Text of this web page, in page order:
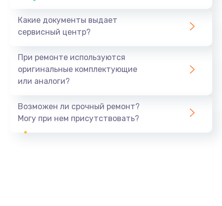
Какие документы выдает
сервисный центр?
При ремонте используются
оригинальные комплектующие
или аналоги?
Возможен ли срочный ремонт?
Могу при нем присутствовать?